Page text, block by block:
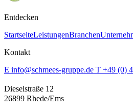
Entdecken
StartseiteLeistungenBranchen
Kontakt
E info@schmees-gruppe.de T +49 (0)
Dieselstraße 12
26899 Rhede/Ems